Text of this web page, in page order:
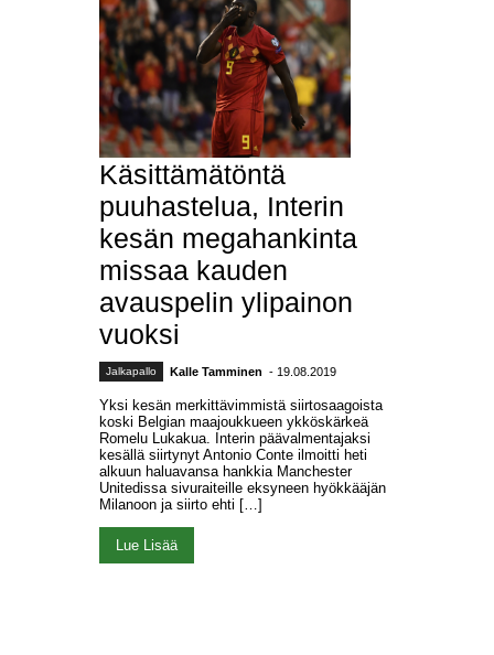
Käsittämätöntä
puuhastelua, Interin
kesän megahankinta
missaa kauden
avauspelin ylipainon
vuoksi
Jalkapallo Kalle Tamminen - 19.08.2019
Yksi kesän merkittävimmistä siirtosaagoista
koski Belgian maajoukkueen ykköskärkeä
Romelu Lukakua. Interin päävalmentajaksi
kesällä siirtynyt Antonio Conte ilmoitti heti
alkuun haluavansa hankkia Manchester
Unitedissa sivuraiteille eksyneen hyökkääjän
Milanoon ja siirto ehti […]
Lue Lisää